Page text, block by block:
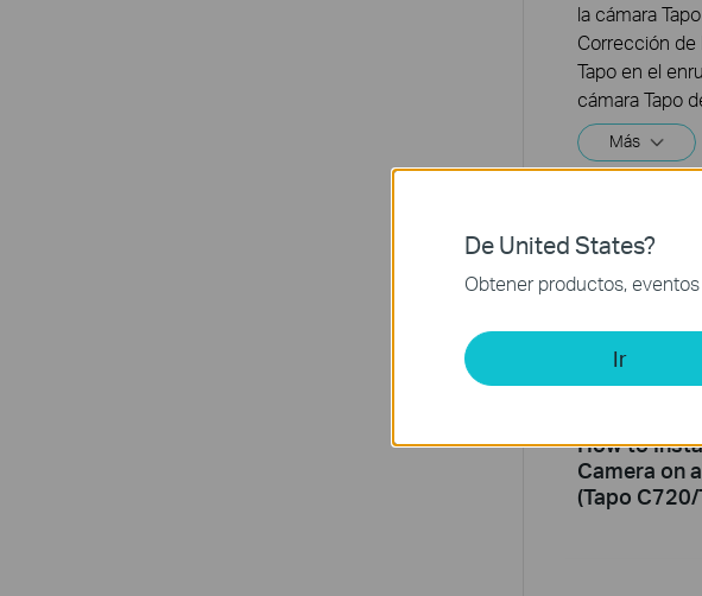
la cámara
Corrección de
Tapo en el
cámara Tapo
Más
How to
Camera on
(Tapo
De United States?
Obtener productos,
Ir